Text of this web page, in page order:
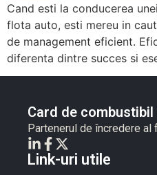
Cand esti la conducerea
flota auto, esti mereu in
de management eficient.
diferenta dintre succes si
Card de combustibil
Partenerul de încredere al
Link-uri utile